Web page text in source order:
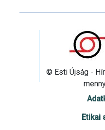
© Esti Újság -
Etikai